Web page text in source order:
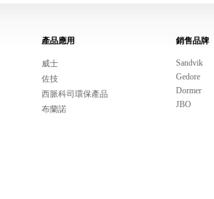
產品應用
威士
佐技
西脈科司環保產品
布蘭諾
銷售品牌
Sandvik
Gedore
Dormer
JBO